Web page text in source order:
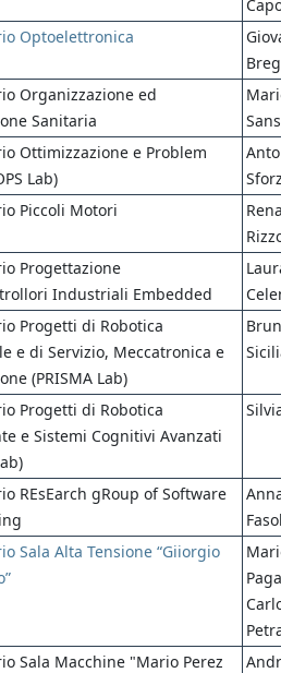
Optoelettronica
Organizzazione ed
Sanitaria
Ottimizzazione e Problem
Lab)
Piccoli Motori
Progettazione
Industriali Embedded
Progetti di Robotica
e di Servizio, Meccatronica e
(PRISMA Lab)
Progetti di Robotica
e Sistemi Cognitivi Avanzati
REsEarch gRoup of Software
Sala Alta Tensione “Giiorgio
Sala Macchine "Mario Perez